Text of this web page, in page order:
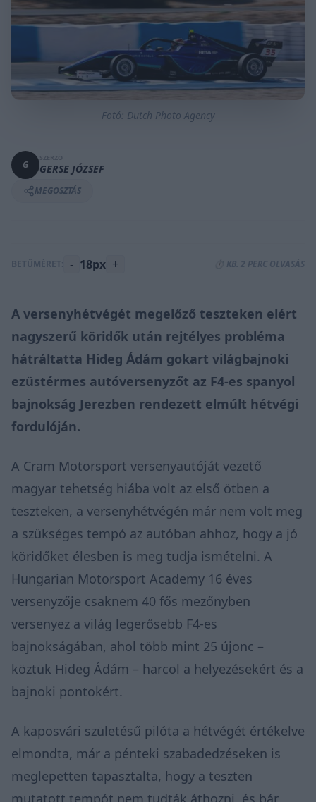
Fotó: Dutch Photo Agency
G GERSE JÓZSEF
MEGOSZTÁS
BETŰMÉRET: - 18px + ⏱️ KB. 2 PERC OLVASÁS
A versenyhétvégét megelőző teszteken elért
nagyszerű köridők után rejtélyes probléma
hátráltatta Hideg Ádám gokart világbajnoki
ezüstérmes autóversenyzőt az F4-es spanyol
bajnokság Jerezben rendezett elmúlt hétvégi
fordulóján.
A Cram Motorsport versenyautóját vezető
magyar tehetség hiába volt az első ötben a
teszteken, a versenyhétvégén már nem volt meg
a szükséges tempó az autóban ahhoz, hogy a jó
köridőket élesben is meg tudja ismételni. A
Hungarian Motorsport Academy 16 éves
versenyzője csaknem 40 fős mezőnyben
versenyez a világ legerősebb F4-es
bajnokságában, ahol több mint 25 újonc –
köztük Hideg Ádám – harcol a helyezésekért és a
bajnoki pontokért.
A kaposvári születésű pilóta a hétvégét értékelve
elmondta, már a pénteki szabadedzéseken is
meglepetten tapasztalta, hogy a teszten
mutatott tempót nem tudták áthozni, és bár